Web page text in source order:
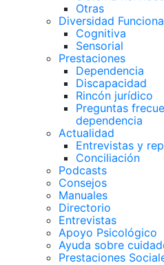
Otras
Diversidad
Cognitiva
Sensorial
Prestaciones
Dependencia
Discapacidad
Rincón jurídico
Preguntas
dependencia
Actualidad
Entrevistas y
Conciliación
Podcasts
Consejos
Manuales
Directorio
Entrevistas
Apoyo Psicológico
Ayuda sobre
Prestaciones